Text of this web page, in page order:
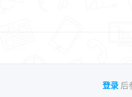
登录 后